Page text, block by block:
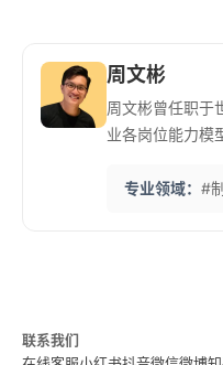
周文彬
周文彬曾任职于
业各岗位能力模
历标准化体系’
专业领域： #
联系我们